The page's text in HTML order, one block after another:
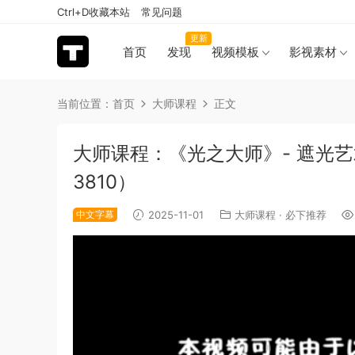
首页 发现
更新
视频模板 影视素材
Ctrl+D收藏本站 常见问题
当前位置： 首页 大师课程 正文
大师课程：《光之大师》- 遮光
3810）
中文字幕 2025-11-01 大师课程 · 必下推荐